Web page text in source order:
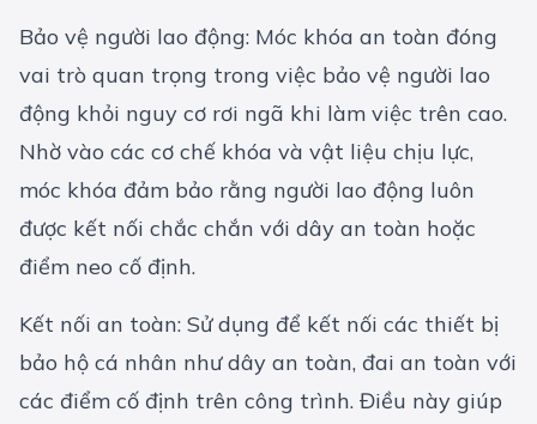
Bảo vệ người lao động: Móc khóa an toàn đóng
vai trò quan trọng trong việc bảo vệ người lao
động khỏi nguy cơ rơi ngã khi làm việc trên cao.
Nhờ vào các cơ chế khóa và vật liệu chịu lực,
móc khóa đảm bảo rằng người lao động luôn
được kết nối chắc chắn với dây an toàn hoặc
điểm neo cố định.
Kết nối an toàn: Sử dụng để kết nối các thiết bị
bảo hộ cá nhân như dây an toàn, đai an toàn với
các điểm cố định trên công trình. Điều này giúp